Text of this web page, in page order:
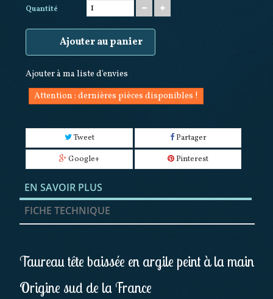
Quantité
Ajouter au panier
Ajouter à ma liste d'envies
Attention : dernières pièces disponibles !
Tweet
Partager
Google+
Pinterest
EN SAVOIR PLUS
FICHE TECHNIQUE
Taureau tête baissée en argile peint à la main
Origine sud de la France